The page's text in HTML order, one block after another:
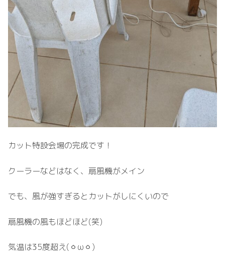
カット特設会場の完成です！
クーラーなどはなく、扇風機がメイン
でも、風が強すぎるとカットがしにくいので
扇風機の風もほどほど(笑)
気温は35度超え(⁠ㆁ⁠ω⁠ㆁ⁠)